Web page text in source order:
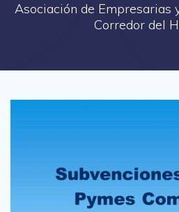
Asociación de Empresarias
Corredor del